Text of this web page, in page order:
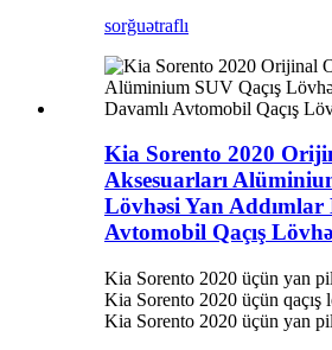
sorğuətraflı
Kia Sorento 2020
Aksesuarları
Lövhəsi Yan Addımlar
Avtomobil Qaçış
Kia Sorento 2020 üçün yan
Kia Sorento 2020 üçün qaçış
Kia Sorento 2020 üçün yan